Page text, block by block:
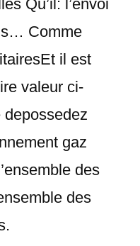
Qu’il: l’envoi
Comme
il est
valeur ci-
gaz
des
des